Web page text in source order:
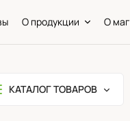
О продукции О
КАТАЛОГ ТОВАРОВ